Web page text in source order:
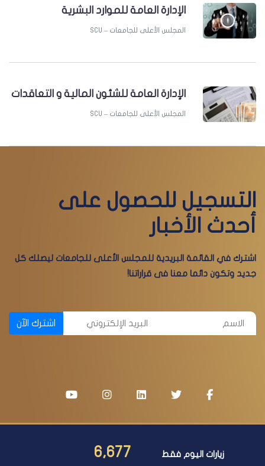
الإدارة العامة للموارد البشرية
SCU – المجلس الأعلى للجامعات
الإدارة العامة للشئون المالية و التعاقدات
SCU – المجلس الأعلى للجامعات
التسجيل للحصول على
أحدث الأخبار
اشترك في القائمة البريدية للمجلس الأعلى للجامعات ليصلك كل
جديد وتكون دائما معنا فى قراراتنا!
اشترك الآن
زيارات اليوم فقط 6,677